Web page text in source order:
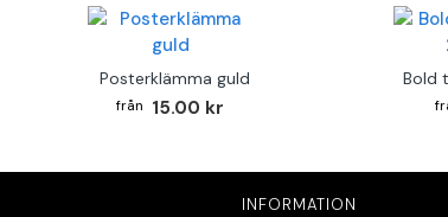
Posterklämma guld
15.00 kr
Bold
INFORMATION